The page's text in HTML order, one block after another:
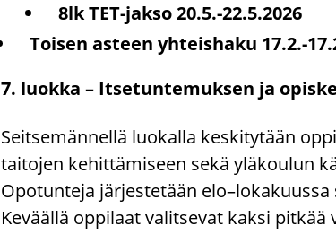
8lk TET-​jakso 20.5.-22.5.2026
Toi­sen as­teen yh­teis­ha­ku 17.2.-
7. luok­ka – It­se­tun­te­muk­sen ja
Seit­se­män­nel­lä luo­kal­la kes­ki­ty­tään
tai­to­jen ke­hit­tä­mi­seen sekä ylä­kou­lun
Opo­tun­te­ja jär­jes­te­tään
Ke­vääl­lä op­pi­laat va­lit­se­vat kaksi pit­kää